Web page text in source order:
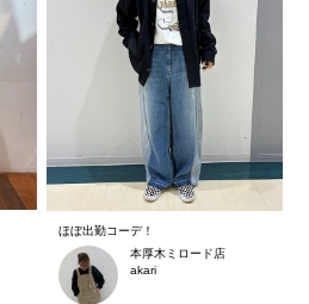
ほぼ出勤コーデ！
本厚木ミロード店
akari